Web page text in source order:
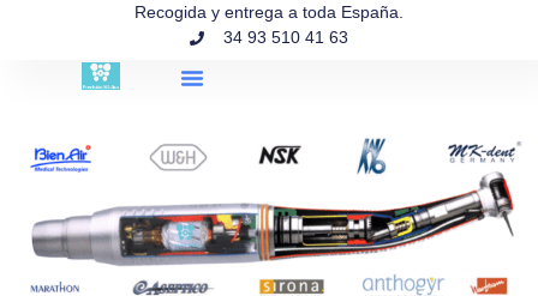
Recogida y entrega a toda España.
34 93 510 41 63